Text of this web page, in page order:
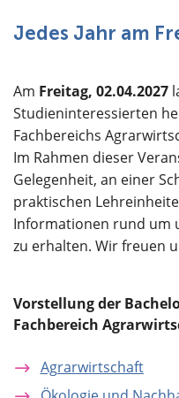
Jedes Jahr am
Am Freitag, 02.04.2027
Studieninteressierten
Fachbereichs
Im Rahmen dieser
Gelegenheit, an einer
praktischen
Informationen rund um
zu erhalten. Wir freuen
Vorstellung der
Fachbereich
Agrarwirtschaft